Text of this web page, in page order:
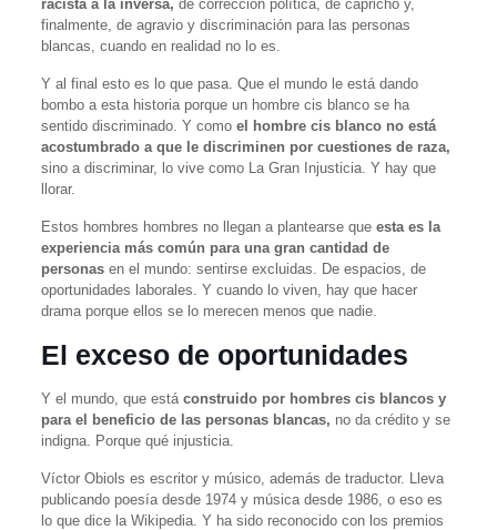
racista a la inversa, de corrección política, de capricho y,
finalmente, de agravio y discriminación para las personas
blancas, cuando en realidad no lo es.
Y al final esto es lo que pasa. Que el mundo le está dando
bombo a esta historia porque un hombre cis blanco se ha
sentido discriminado. Y como el hombre cis blanco no está
acostumbrado a que le discriminen por cuestiones de raza,
sino a discriminar, lo vive como La Gran Injusticia. Y hay que
llorar.
Estos hombres hombres no llegan a plantearse que esta es la
experiencia más común para una gran cantidad de
personasen el mundo: sentirse excluidas. De espacios, de
oportunidades laborales. Y cuando lo viven, hay que hacer
drama porque ellos se lo merecen menos que nadie.
El exceso de oportunidades
Y el mundo, que está construido por hombres cis blancos y
para el beneficio de las personas blancas, no da crédito y se
indigna. Porque qué injusticia.
Víctor Obiols es escritor y músico, además de traductor. Lleva
publicando poesía desde 1974 y música desde 1986, o eso es
lo que dice la Wikipedia. Y ha sido reconocido con los premios